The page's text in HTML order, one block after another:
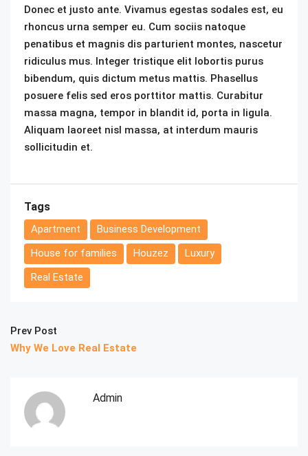
Donec et justo ante. Vivamus egestas sodales est, eu
rhoncus urna semper eu. Cum sociis natoque
penatibus et magnis dis parturient montes, nascetur
ridiculus mus. Integer tristique elit lobortis purus
bibendum, quis dictum metus mattis. Phasellus
posuere felis sed eros porttitor mattis. Curabitur
massa magna, tempor in blandit id, porta in ligula.
Aliquam laoreet nisl massa, at interdum mauris
sollicitudin et.
Tags
Apartment
Business Development
House for families
Houzez
Luxury
Real Estate
Prev Post
Why We Love Real Estate
Admin